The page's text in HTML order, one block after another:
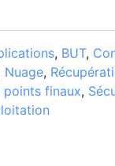
, BUT,
Nuage,
points finaux,